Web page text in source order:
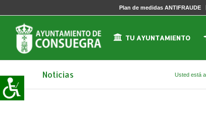
Plan de medidas ANTIFRAUDE
TU AYUNTAMIENTO
Noticias Usted está